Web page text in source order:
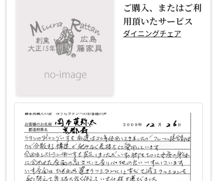
ご購入、またはご利
用頂いたサービス
ダイニングチェア